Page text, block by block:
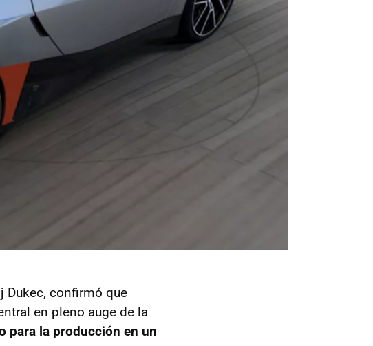
Dukec, confirmó que
en pleno auge de la
para la producción en un